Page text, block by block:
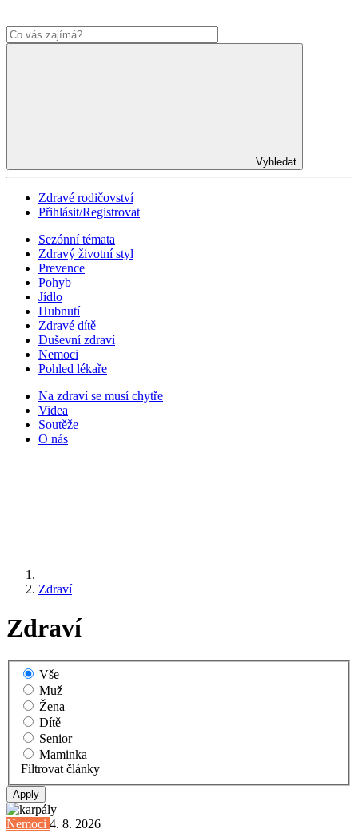
Vyhledat
Zdravé rodičovství
Přihlásit/Registrovat
Sezónní témata
Zdravý životní styl
Prevence
Pohyb
Jídlo
Hubnutí
Zdravé dítě
Duševní zdraví
Nemoci
Pohled lékaře
Na zdraví se musí chytře
Videa
Soutěže
O nás
Zdraví
Zdraví
Vše
Muž
Žena
Dítě
Senior
Maminka
Filtrovat články
Nemoci 4. 8. 2026